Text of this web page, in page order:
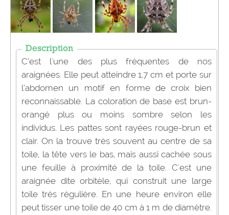
Description
C’est l'une des plus fréquentes de nos
araignées. Elle peut atteindre 1,7 cm et porte sur
l’abdomen un motif en forme de croix bien
reconnaissable. La coloration de base est brun-
orangé plus ou moins sombre selon les
individus. Les pattes sont rayées rouge-brun et
clair. On la trouve très souvent au centre de sa
toile, la tête vers le bas, mais aussi cachée sous
une feuille à proximité de la toile. C'est une
araignée dite orbitèle, qui construit une large
toile très régulière. En une heure environ elle
peut tisser une toile de 40 cm à 1 m de diamètre.